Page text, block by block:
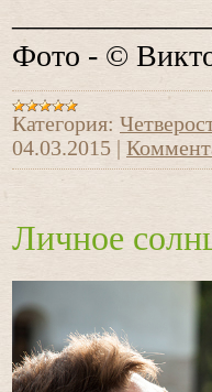
Фото - ©
Категория:
04.03.2015
Личное